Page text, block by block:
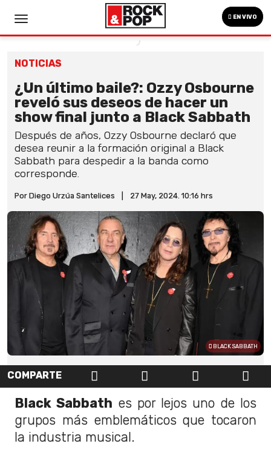
EN VIVO
NOTICIAS
¿Un último baile?: Ozzy Osbourne
reveló sus deseos de hacer un
show final junto a Black Sabbath
Después de años, Ozzy Osbourne declaró que
desea reunir a la formación original a Black
Sabbath para despedir a la banda como
corresponde.
Por Diego Urzúa Santelices 27 May, 2024. 10:16 hrs
BLACK SABBATH
COMPARTE
Black Sabbath es por lejos uno de los
grupos más emblemáticos que tocaron
la industria musical.